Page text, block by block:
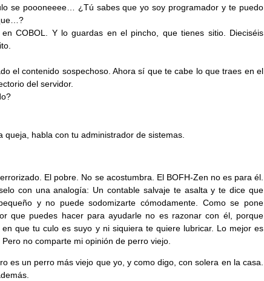
se poooneeee… ¿Tú sabes que yo soy programador y te puedo
en COBOL. Y lo guardas en el pincho, que tienes sitio. Dieciséis
el contenido sospechoso. Ahora sí que te cabe lo que traes en el
del servidor.
queja, habla con tu administrador de sistemas.
El pobre. No se acostumbra. El BOFH-Zen no es para él.
con una analogía: Un contable salvaje te asalta y te dice que
y no puede sodomizarte cómodamente. Como se pone
que puedes hacer para ayudarle no es razonar con él, porque
en que tu culo es suyo y ni siquiera te quiere lubricar. Lo mejor es
no comparte mi opinión de perro viejo.
es un perro más viejo que yo, y como digo, con solera en la casa.